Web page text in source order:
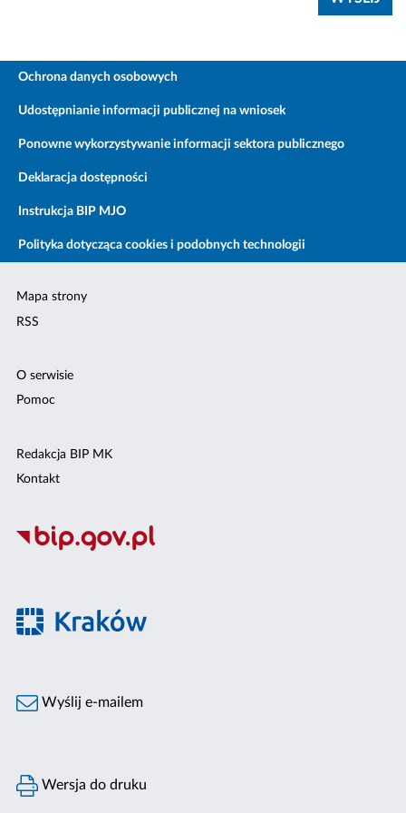
Ochrona danych osobowych
Udostępnianie informacji publicznej na wniosek
Ponowne wykorzystywanie informacji sektora publicznego
Deklaracja dostępności
Instrukcja BIP MJO
Polityka dotycząca cookies i podobnych technologii
Mapa strony
RSS
O serwisie
Pomoc
Redakcja BIP MK
Kontakt
Wyślij e-mailem
Wersja do druku